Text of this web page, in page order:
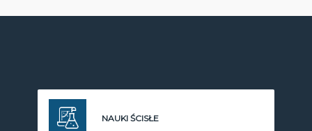
NAUKI ŚCISŁE